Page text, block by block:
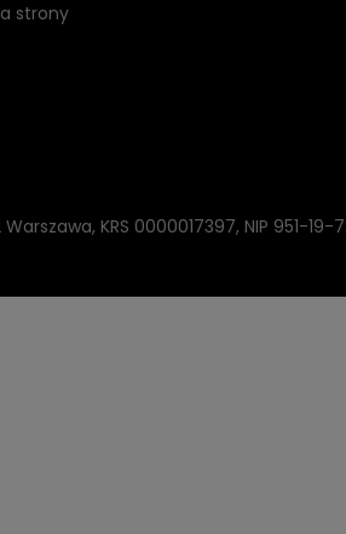
strony
KRS 0000017397, NIP 951-